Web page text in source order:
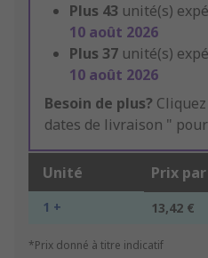
Plus 43 unité(s)
10 août 2026
Plus 37 unité(s)
10 août 2026
Besoin de plus?
dates de livraison "
Unité Prix
1 + 13,42 €
*Prix donné à titre indicatif